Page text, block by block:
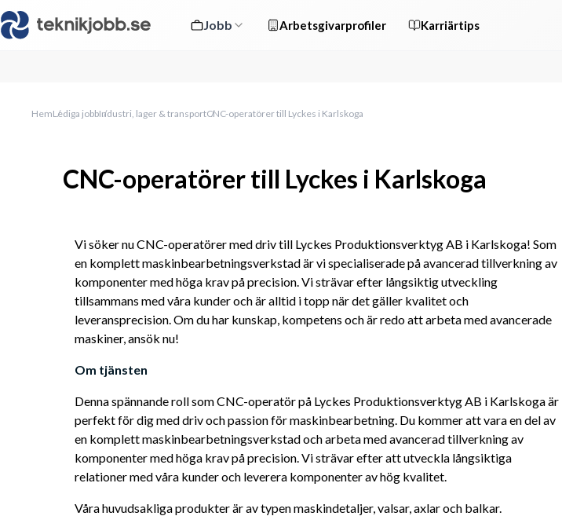
Jobb Arbetsgivarprofiler Karriärtips
HemLediga jobbIndustri, lager & transportCNC-operatörer till Lyckes i Karlskoga
CNC-operatörer till Lyckes i Karlskoga
Vi söker nu CNC-operatörer med driv till Lyckes Produktionsverktyg AB i Karlskoga! Som
en komplett maskinbearbetningsverkstad är vi specialiserade på avancerad tillverkning av
komponenter med höga krav på precision. Vi strävar efter långsiktig utveckling
tillsammans med våra kunder och är alltid i topp när det gäller kvalitet och
leveransprecision. Om du har kunskap, kompetens och är redo att arbeta med avancerade
maskiner, ansök nu!
Om tjänsten
Denna spännande roll som CNC-operatör på Lyckes Produktionsverktyg AB i Karlskoga är
perfekt för dig med driv och passion för maskinbearbetning. Du kommer att vara en del av
en komplett maskinbearbetningsverkstad och arbeta med avancerad tillverkning av
komponenter med höga krav på precision. Vi strävar efter att utveckla långsiktiga
relationer med våra kunder och leverera komponenter av hög kvalitet.
Våra huvudsakliga produkter är av typen maskindetaljer, valsar, axlar och balkar.